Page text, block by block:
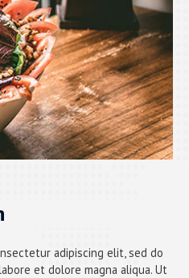
adipiscing elit, sed do
et dolore magna aliqua. Ut